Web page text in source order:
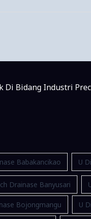
Di Bidang Industri
Babakancikao U
Drainase Banyusari
Bojongmangu U